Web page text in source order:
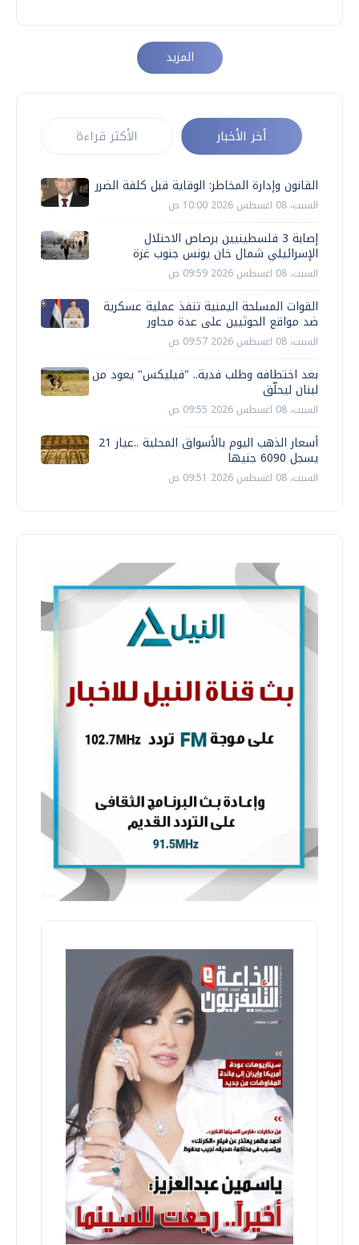
المزيد
أخر الأخبار الأكثر قراءة
القانون وإدارة المخاطر: الوقاية قبل كلفة الضرر
السبت، 08 اغسطس 2026 10:00 ص
إصابة 3 فلسطينيين برصاص الاحتلال
الإسرائيلي شمال خان يونس جنوب غزة
السبت، 08 اغسطس 2026 09:59 ص
القوات المسلحة اليمنية تنفذ عملية عسكرية
ضد مواقع الحوثيين على عدة محاور
السبت، 08 اغسطس 2026 09:57 ص
بعد اختطافه وطلب فدية.. "فيليكس" يعود من
لبنان ليحلّق
السبت، 08 اغسطس 2026 09:55 ص
أسعار الذهب اليوم بالأسواق المحلية ..عيار 21
يسجل 6090 جنيها
السبت، 08 اغسطس 2026 09:51 ص